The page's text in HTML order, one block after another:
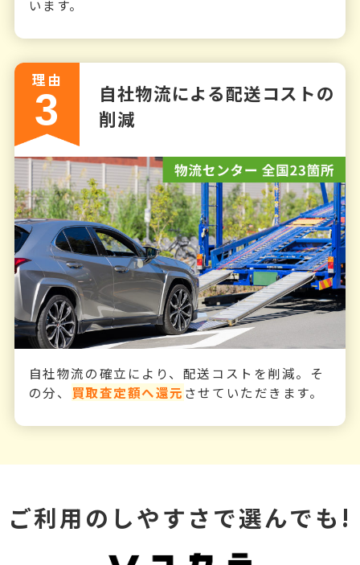
います。
理由
3
自社物流による配送コストの
削減
自社物流の確立により、配送コストを削減。そ
の分、
買取査定額へ還元 させていただきます。
ご利用のしやすさで選んでも!